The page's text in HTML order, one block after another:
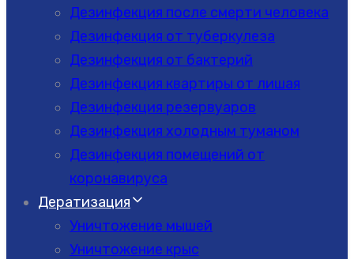
Дезинфекция после смерти человека
Дезинфекция от туберкулеза
Дезинфекция от бактерий
Дезинфекция квартиры от лишая
Дезинфекция резервуаров
Дезинфекция холодным туманом
Дезинфекция помещений от
коронавируса
Дератизация
Уничтожение мышей
Уничтожение крыс